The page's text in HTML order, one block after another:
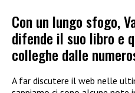
Con un lungo sfogo,
difende il suo libro e
colleghe dalle
A far discutere il web nelle